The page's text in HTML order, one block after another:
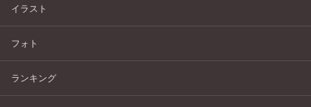
イラスト
フォト
ランキング